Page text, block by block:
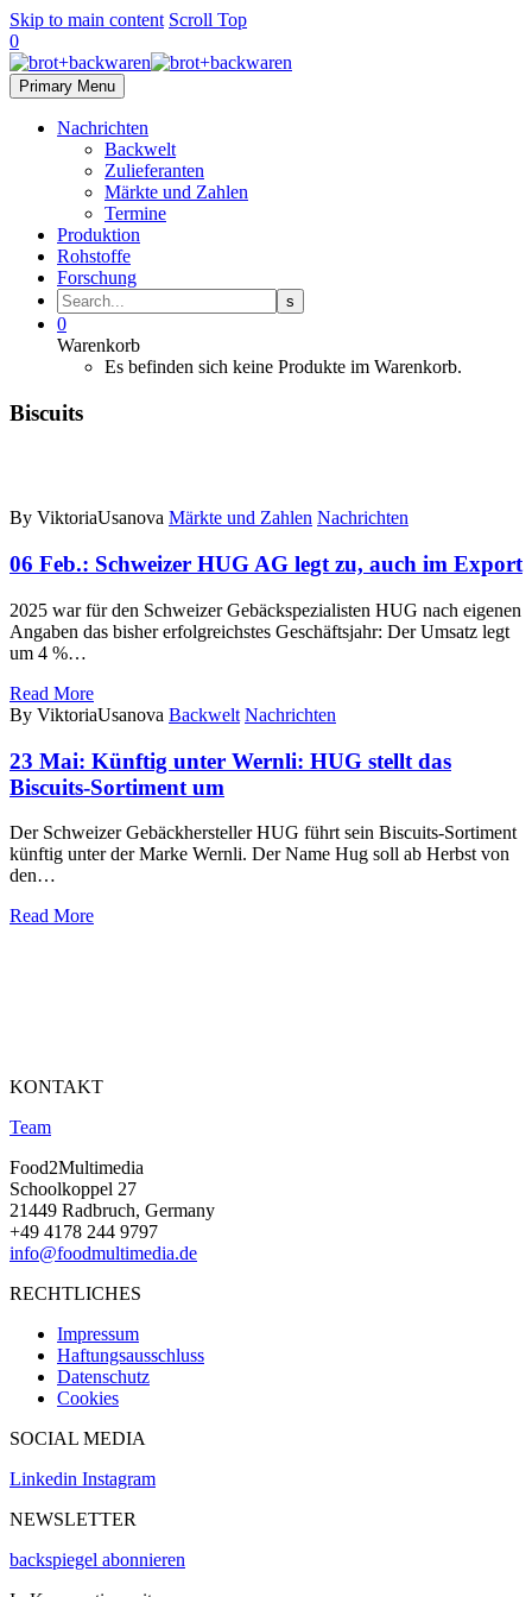
Skip to main content Scroll Top
0
Primary Menu
Nachrichten
Backwelt
Zulieferanten
Märkte und Zahlen
Termine
Produktion
Rohstoffe
Forschung
0
Warenkorb
Es befinden sich keine Produkte im Warenkorb.
Biscuits
By ViktoriaUsanova Märkte und Zahlen Nachrichten
06 Feb.: Schweizer HUG AG legt zu, auch im Export
2025 war für den Schweizer Gebäckspezialisten HUG nach eigenen
Angaben das bisher erfolgreichstes Geschäftsjahr: Der Umsatz legt
um 4 %…
Read More
By ViktoriaUsanova Backwelt Nachrichten
23 Mai: Künftig unter Wernli: HUG stellt das
Biscuits-Sortiment um
Der Schweizer Gebäckhersteller HUG führt sein Biscuits-Sortiment
künftig unter der Marke Wernli. Der Name Hug soll ab Herbst von
den…
Read More
KONTAKT
Team
Food2Multimedia
Schoolkoppel 27
21449 Radbruch, Germany
+49 4178 244 9797
info@foodmultimedia.de
RECHTLICHES
Impressum
Haftungsausschluss
Datenschutz
Cookies
SOCIAL MEDIA
Linkedin Instagram
NEWSLETTER
backspiegel abonnieren